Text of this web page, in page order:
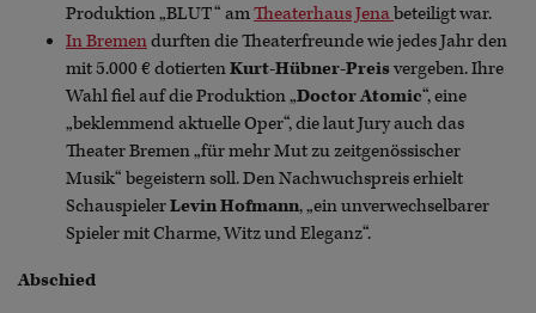
Produktion „BLUT“ amTheaterhaus Jenabeteiligt war.
In Bremendurften die Theaterfreunde wie jedes Jahr den
mit 5.000 € dotiertenKurt-Hübner-Preisvergeben. Ihre
Wahl fiel auf die Produktion „Doctor Atomic“, eine
„beklemmend aktuelle Oper“, die laut Jury auch das
Theater Bremen „für mehr Mut zu zeitgenössischer
Musik“ begeistern soll. Den Nachwuchspreis erhielt
SchauspielerLevin Hofmann, „ein unverwechselbarer
Spieler mit Charme, Witz und Eleganz“.
Abschied